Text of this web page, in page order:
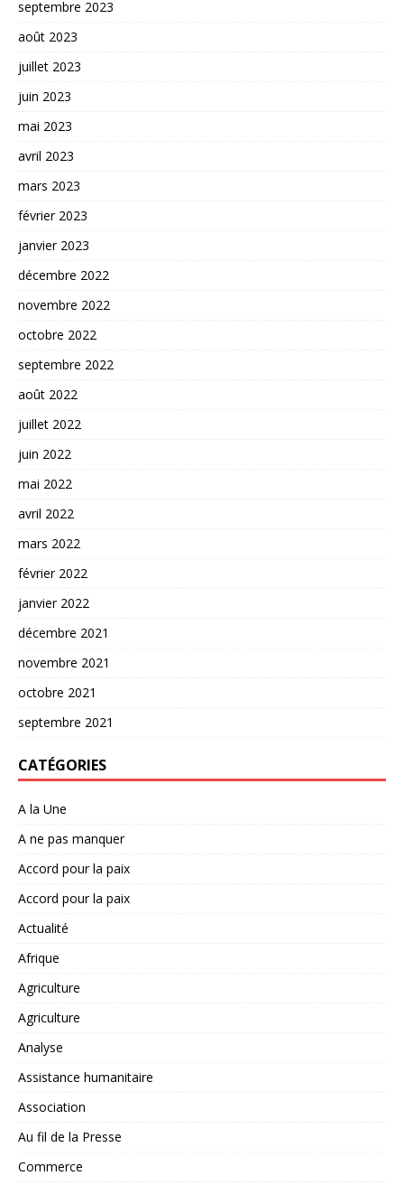
septembre 2023
août 2023
juillet 2023
juin 2023
mai 2023
avril 2023
mars 2023
février 2023
janvier 2023
décembre 2022
novembre 2022
octobre 2022
septembre 2022
août 2022
juillet 2022
juin 2022
mai 2022
avril 2022
mars 2022
février 2022
janvier 2022
décembre 2021
novembre 2021
octobre 2021
septembre 2021
CATÉGORIES
A la Une
A ne pas manquer
Accord pour la paix
Accord pour la paix
Actualité
Afrique
Agriculture
Agriculture
Analyse
Assistance humanitaire
Association
Au fil de la Presse
Commerce